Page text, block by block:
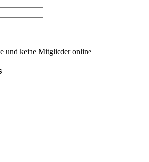
und keine Mitglieder online